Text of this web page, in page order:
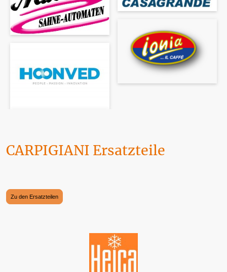
CARPIGIANI Ersatzteile
Zu den Ersatzteilen